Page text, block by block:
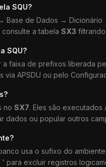
SQU?
Base de Dados →
a tabela SX3
SQU?
a faixa de prefixos liberada
APSDU ou pelo
no SX7. Eles são executados
dados ou popular outros
usa o sufixo do
' para excluir registros